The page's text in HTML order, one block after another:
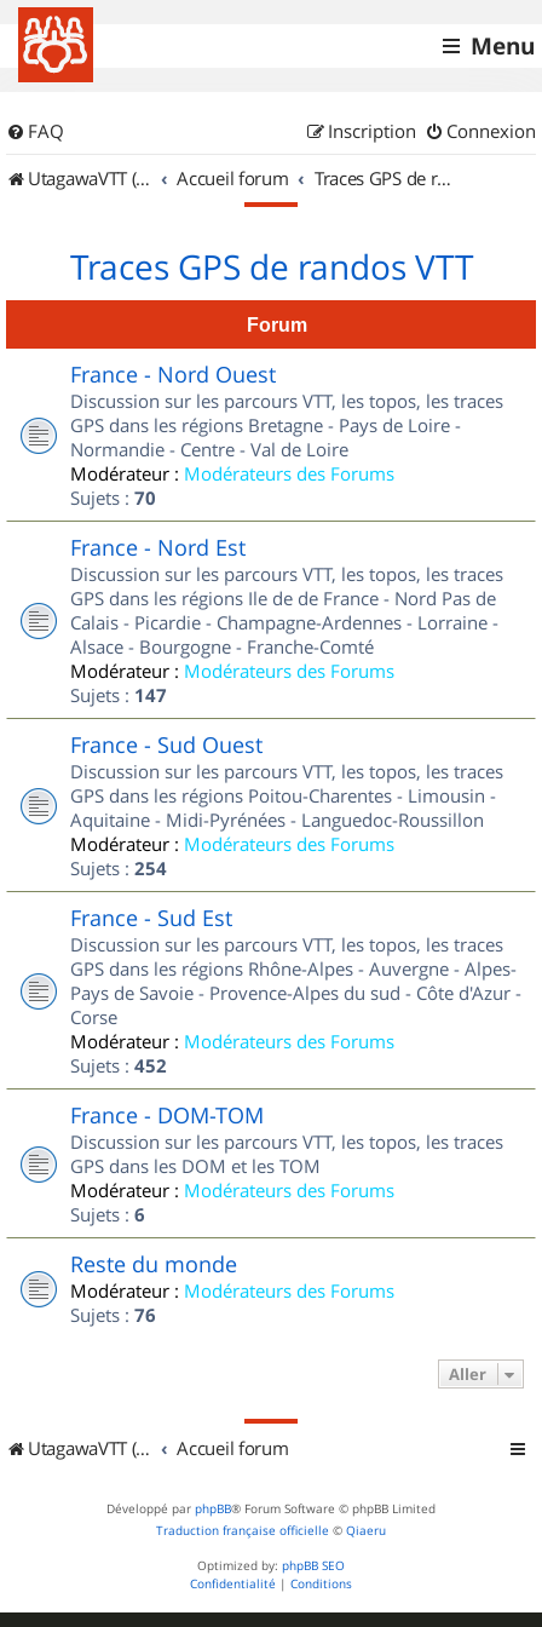
Menu
FAQ Connexion
Inscription
UtagawaVTT (Randos VTT et VTTAE avec traces GPS)
Accueil forum Traces GPS de randos VTT
Traces GPS de randos VTT
Forum
France - Nord Ouest
Discussion sur les parcours VTT, les topos, les traces
GPS dans les régions Bretagne - Pays de Loire -
Normandie - Centre - Val de Loire
Modérateur : Modérateurs des Forums
Sujets : 70
France - Nord Est
Discussion sur les parcours VTT, les topos, les traces
GPS dans les régions Ile de de France - Nord Pas de
Calais - Picardie - Champagne-Ardennes - Lorraine -
Alsace - Bourgogne - Franche-Comté
Modérateur : Modérateurs des Forums
Sujets : 147
France - Sud Ouest
Discussion sur les parcours VTT, les topos, les traces
GPS dans les régions Poitou-Charentes - Limousin -
Aquitaine - Midi-Pyrénées - Languedoc-Roussillon
Modérateur : Modérateurs des Forums
Sujets : 254
France - Sud Est
Discussion sur les parcours VTT, les topos, les traces
GPS dans les régions Rhône-Alpes - Auvergne - Alpes-
Pays de Savoie - Provence-Alpes du sud - Côte d'Azur -
Corse
Modérateur : Modérateurs des Forums
Sujets : 452
France - DOM-TOM
Discussion sur les parcours VTT, les topos, les traces
GPS dans les DOM et les TOM
Modérateur : Modérateurs des Forums
Sujets : 6
Reste du monde
Modérateur : Modérateurs des Forums
Sujets : 76
Aller
UtagawaVTT (Randos VTT et VTTAE avec traces GPS) Accueil forum
Développé par phpBB® Forum Software © phpBB Limited
Traduction française officielle © Qiaeru
Optimized by: phpBB SEO
Confidentialité | Conditions